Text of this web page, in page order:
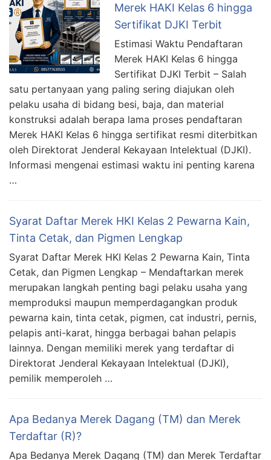
Merek HAKI Kelas 6 hingga
Sertifikat DJKI Terbit
Estimasi Waktu Pendaftaran
Merek HAKI Kelas 6 hingga
Sertifikat DJKI Terbit – Salah
satu pertanyaan yang paling sering diajukan oleh
pelaku usaha di bidang besi, baja, dan material
konstruksi adalah berapa lama proses pendaftaran
Merek HAKI Kelas 6 hingga sertifikat resmi diterbitkan
oleh Direktorat Jenderal Kekayaan Intelektual (DJKI).
Informasi mengenai estimasi waktu ini penting karena
…
Syarat Daftar Merek HKI Kelas 2 Pewarna Kain,
Tinta Cetak, dan Pigmen Lengkap
Syarat Daftar Merek HKI Kelas 2 Pewarna Kain, Tinta
Cetak, dan Pigmen Lengkap – Mendaftarkan merek
merupakan langkah penting bagi pelaku usaha yang
memproduksi maupun memperdagangkan produk
pewarna kain, tinta cetak, pigmen, cat industri, pernis,
pelapis anti-karat, hingga berbagai bahan pelapis
lainnya. Dengan memiliki merek yang terdaftar di
Direktorat Jenderal Kekayaan Intelektual (DJKI),
pemilik memperoleh …
Apa Bedanya Merek Dagang (TM) dan Merek
Terdaftar (R)?
Apa Bedanya Merek Dagang (TM) dan Merek Terdaftar